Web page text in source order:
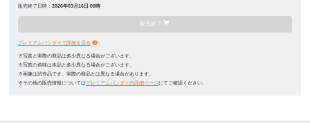
販売終了日時：2026年03月16日 00時
販売終了
プレミアムバンダイで詳細を見る
※写真と実際の商品は多少異なる場合がございます。
※写真の色味は本品と多少異なる場合がございます。
※画像は試作品です。実際の商品とは異なる場合があります。
※その他の販売情報についてはプレミアムバンダイ内詳細ページにてご確認ください。